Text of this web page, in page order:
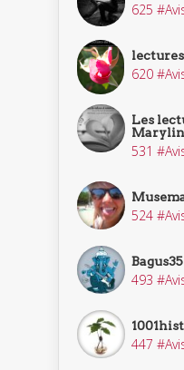
625
620
Les
531
524
Bagus35
493
447